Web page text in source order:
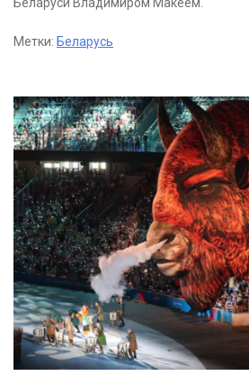
Беларуси Владимиром Макеем.
Метки: Беларусь